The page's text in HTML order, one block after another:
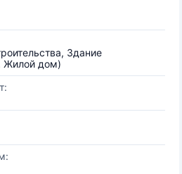
Здание
Жилой дом)